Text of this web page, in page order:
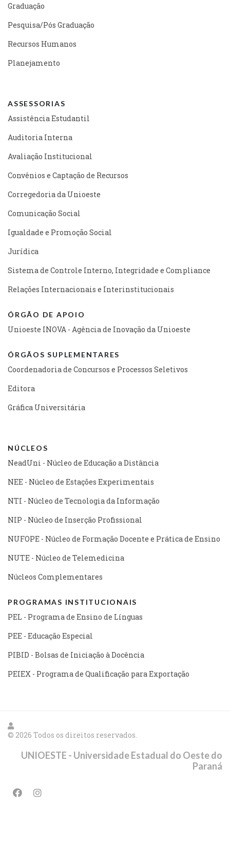
Graduação
Pesquisa/Pós Graduação
Recursos Humanos
Planejamento
ASSESSORIAS
Assistência Estudantil
Auditoria Interna
Avaliação Institucional
Convênios e Captação de Recursos
Corregedoria da Unioeste
Comunicação Social
Igualdade e Promoção Social
Jurídica
Sistema de Controle Interno, Integridade e Compliance
Relações Internacionais e Interinstitucionais
ÓRGÃO DE APOIO
Unioeste INOVA - Agência de Inovação da Unioeste
ÓRGÃOS SUPLEMENTARES
Coordenadoria de Concursos e Processos Seletivos
Editora
Gráfica Universitária
NÚCLEOS
NeadUni - Núcleo de Educação a Distância
NEE - Núcleo de Estações Experimentais
NTI - Núcleo de Tecnologia da Informação
NIP - Núcleo de Inserção Profissional
NUFOPE - Núcleo de Formação Docente e Prática de Ensino
NUTE - Núcleo de Telemedicina
Núcleos Complementares
PROGRAMAS INSTITUCIONAIS
PEL - Programa de Ensino de Línguas
PEE - Educação Especial
PIBID - Bolsas de Iniciação à Docência
PEIEX - Programa de Qualificação para Exportação
© 2026 Todos os direitos reservados.
UNIOESTE - Universidade Estadual do Oeste do
Paraná